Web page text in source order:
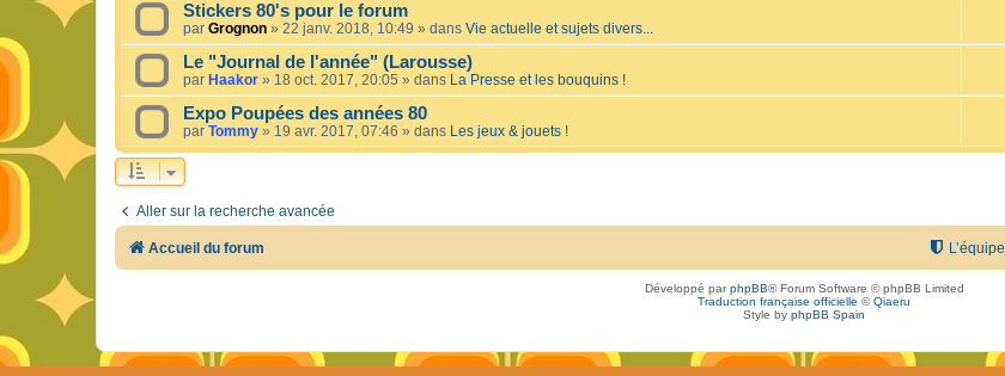
Stickers 80's pour le forum
par Grognon » 22 janv. 2018, 10:49 » dans Vie actuelle et sujets divers...
Le "Journal de l'année" (Larousse)
par Haakor » 18 oct. 2017, 20:05 » dans La Presse et les bouquins !
Expo Poupées des années 80
par Tommy » 19 avr. 2017, 07:46 » dans Les jeux & jouets !
Aller sur la recherche avancée
Accueil du forum L’équipe
Développé parphpBB® Forum Software © phpBB Limited
Traduction française officielle ©Qiaeru
Style by phpBB Spain